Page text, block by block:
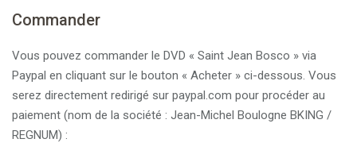
Commander
Vous pouvez commander le DVD « Saint Jean Bosco » via
Paypal en cliquant sur le bouton « Acheter » ci-dessous. Vous
serez directement redirigé sur paypal.com pour procéder au
paiement (nom de la société : Jean-Michel Boulogne BKING /
REGNUM) :